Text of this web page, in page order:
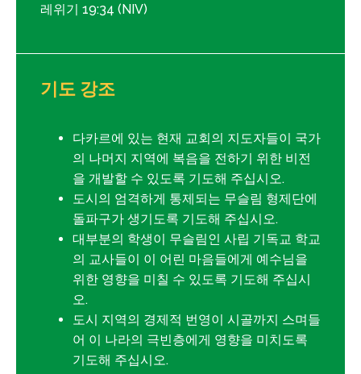
레위기 19:34 (NIV)
기도 강조
다카르에 있는 현재 교회의 지도자들이 국가
의 나머지 지역에 복음을 전하기 위한 비전
을 개발할 수 있도록 기도해 주십시오.
도시의 엄격하게 통제되는 무슬림 형제단에
돌파구가 생기도록 기도해 주십시오.
대부분의 학생이 무슬림인 사립 기독교 학교
의 교사들이 이 어린 마음들에게 예수님을
위한 영향을 미칠 수 있도록 기도해 주십시
오.
도시 지역의 경제적 번영이 시골까지 스며들
어 이 나라의 극빈층에게 영향을 미치도록
기도해 주십시오.